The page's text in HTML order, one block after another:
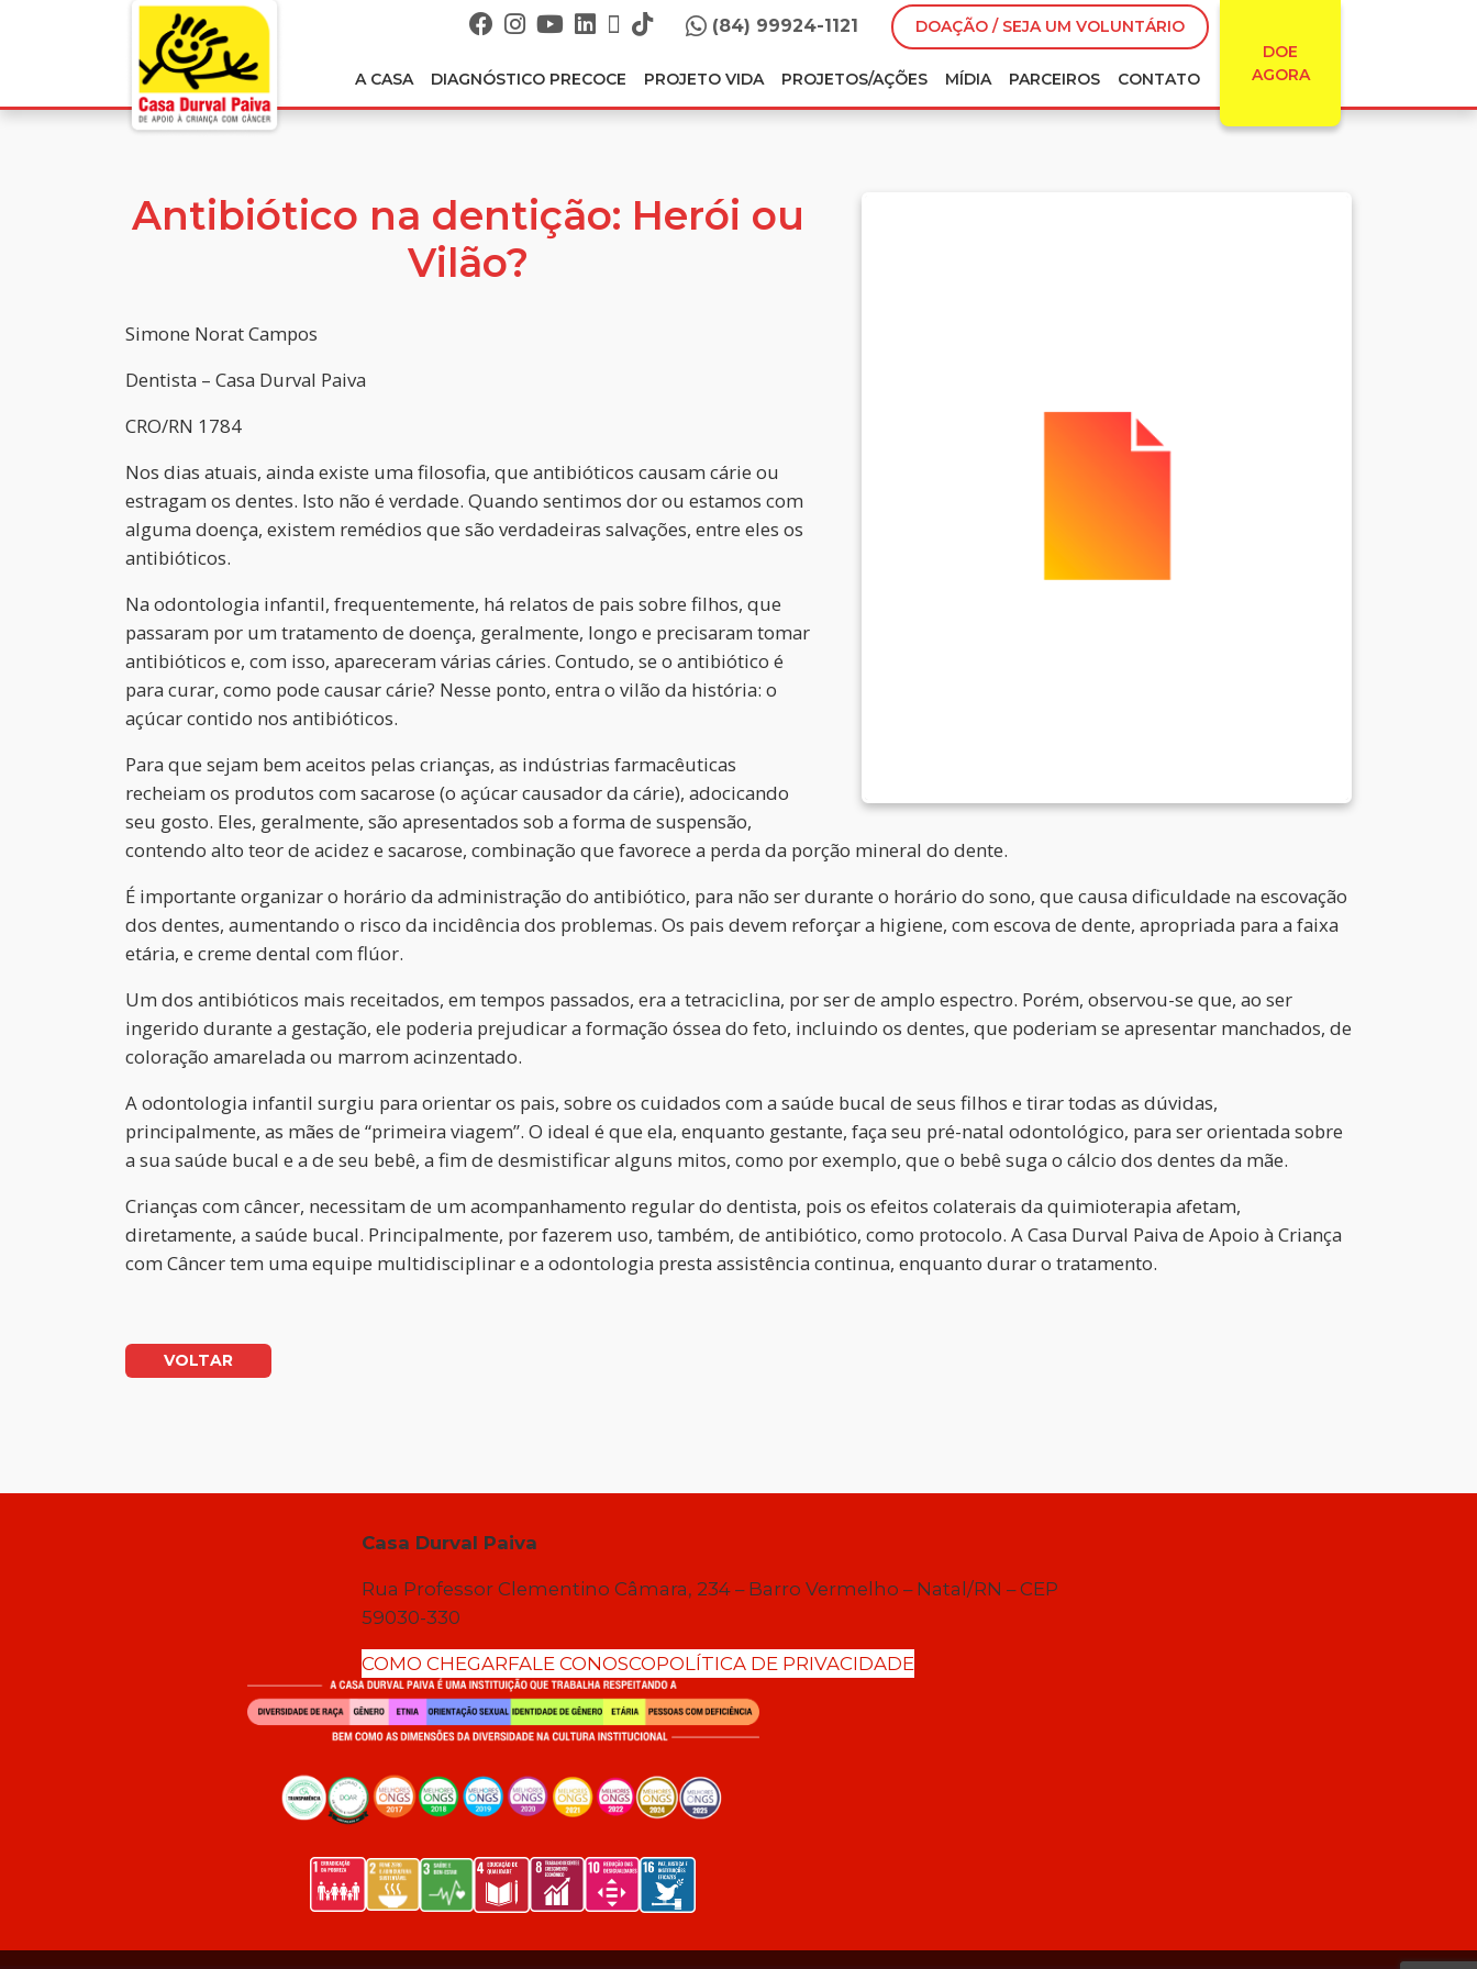
(84) 99924-1121
DOAÇÃO / SEJA UM VOLUNTÁRIO
DOE
AGORA
A CASA DIAGNÓSTICO PRECOCE PROJETO VIDA PROJETOS/AÇÕES MÍDIA PARCEIROS CONTATO
Antibiótico na dentição: Herói ou
Vilão?
Simone Norat Campos
Dentista – Casa Durval Paiva
CRO/RN 1784
Nos dias atuais, ainda existe uma filosofia, que antibióticos causam cárie ou
estragam os dentes. Isto não é verdade. Quando sentimos dor ou estamos com
alguma doença, existem remédios que são verdadeiras salvações, entre eles os
antibióticos.
Na odontologia infantil, frequentemente, há relatos de pais sobre filhos, que
passaram por um tratamento de doença, geralmente, longo e precisaram tomar
antibióticos e, com isso, apareceram várias cáries. Contudo, se o antibiótico é
para curar, como pode causar cárie? Nesse ponto, entra o vilão da história: o
açúcar contido nos antibióticos.
Para que sejam bem aceitos pelas crianças, as indústrias farmacêuticas
recheiam os produtos com sacarose (o açúcar causador da cárie), adocicando
seu gosto. Eles, geralmente, são apresentados sob a forma de suspensão,
contendo alto teor de acidez e sacarose, combinação que favorece a perda da porção mineral do dente.
É importante organizar o horário da administração do antibiótico, para não ser durante o horário do sono, que causa dificuldade na escovação
dos dentes, aumentando o risco da incidência dos problemas. Os pais devem reforçar a higiene, com escova de dente, apropriada para a faixa
etária, e creme dental com flúor.
Um dos antibióticos mais receitados, em tempos passados, era a tetraciclina, por ser de amplo espectro. Porém, observou-se que, ao ser
ingerido durante a gestação, ele poderia prejudicar a formação óssea do feto, incluindo os dentes, que poderiam se apresentar manchados, de
coloração amarelada ou marrom acinzentado.
A odontologia infantil surgiu para orientar os pais, sobre os cuidados com a saúde bucal de seus filhos e tirar todas as dúvidas,
principalmente, as mães de “primeira viagem”. O ideal é que ela, enquanto gestante, faça seu pré-natal odontológico, para ser orientada sobre
a sua saúde bucal e a de seu bebê, a fim de desmistificar alguns mitos, como por exemplo, que o bebê suga o cálcio dos dentes da mãe.
Crianças com câncer, necessitam de um acompanhamento regular do dentista, pois os efeitos colaterais da quimioterapia afetam,
diretamente, a saúde bucal. Principalmente, por fazerem uso, também, de antibiótico, como protocolo. A Casa Durval Paiva de Apoio à Criança
com Câncer tem uma equipe multidisciplinar e a odontologia presta assistência continua, enquanto durar o tratamento.
VOLTAR
Casa Durval Paiva
Rua Professor Clementino Câmara, 234 – Barro Vermelho – Natal/RN – CEP
59030-330
COMO CHEGARFALE CONOSCOPOLÍTICA DE PRIVACIDADE